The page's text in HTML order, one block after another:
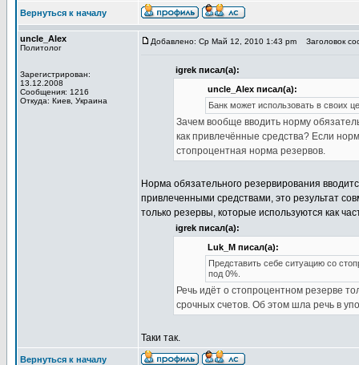
Вернуться к началу
uncle_Alex
Политолог
Зарегистрирован:
13.12.2008
Сообщения: 1216
Откуда: Киев, Украина
Добавлено: Ср Май 12, 2010 1:43 pm Заголовок
igrek писал(а):
uncle_Alex писал(а):
Банк может использовать в своих
Зачем вообще вводить норму
как привлечённые средства? Если
стопроцентная норма резервов.
Норма обязательного резервирования
привлеченными средствами, это результат
только резервы, которые используются как
igrek писал(а):
Luk_M писал(а):
Представить себе ситуацию со
под 0%.
Речь идёт о стопроцентном резерве
срочных счетов. Об этом шла речь в
Таки так.
Вернуться к началу